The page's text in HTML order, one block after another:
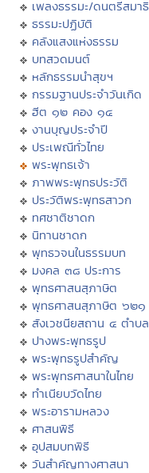
เพลงธรรมะ/ดนตรีสมาธิ
ธรรมะปฏิบัติ
คลังแสงแห่งธรรม
บทสวดมนต์
หลักธรรมนำสุขฯ
กรรมฐานประจำวันเกิด
ฮีต ๑๒ คอง ๑๔
งานบุญประจำปี
ประเพณีทั่วไทย
พระพุทธเจ้า
ภาพพระพุทธประวัติ
ประวัติพระพุทธสาวก
ทศชาติชาดก
นิทานชาดก
พุทธวจนในธรรมบท
มงคล ๓๘ ประการ
พุทธศาสนสุภาษิต
พุทธศาสนสุภาษิต ๖๒๑
สังเวชนียสถาน ๔ ตำบล
ปางพระพุทธรูป
พระพุทธรูปสำคัญ
พระพุทธศาสนาในไทย
ทำเนียบวัดไทย
พระอารามหลวง
ศาสนพิธี
อุปสมบทพิธี
วันสำคัญทางศาสนา